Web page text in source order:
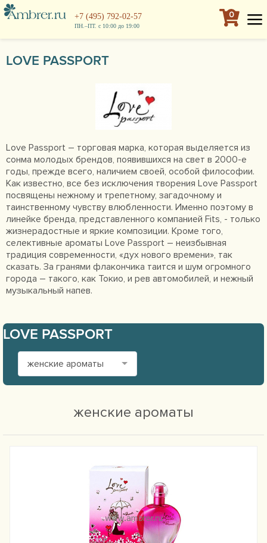
+7 (495) 792-02-57
ПН.–ПТ. с 10:00 до 19:00
0
LOVE PASSPORT
Love Passport – торговая марка, которая выделяется из
сонма молодых брендов, появившихся на свет в 2000-е
годы, прежде всего, наличием своей, особой философии.
Как известно, все без исключения творения Love Passport
посвящены нежному и трепетному, загадочному и
таинственному чувству влюбленности. Именно поэтому в
линейке бренда, представленного компанией Fits, - только
жизнерадостные и яркие композиции. Кроме того,
селективные ароматы Love Passport – неизбывная
традиция современности, «дух нового времени», так
сказать. За гранями флакончика таится и шум огромного
города – такого, как Токио, и рев автомобилей, и нежный
музыкальный напев.
LOVE PASSPORT
женские ароматы
женские ароматы